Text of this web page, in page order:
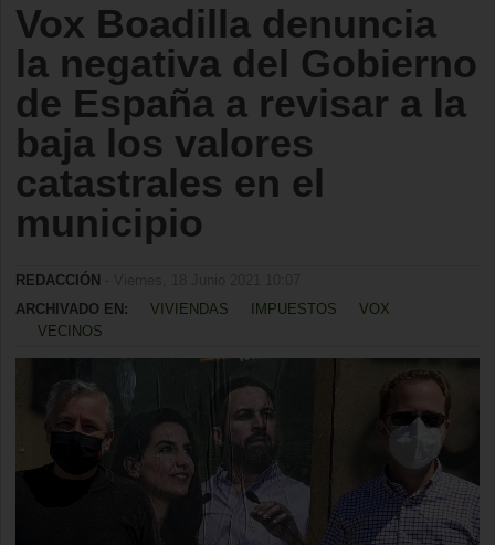
Vox Boadilla denuncia
la negativa del Gobierno
de España a revisar a la
baja los valores
catastrales en el
municipio
REDACCIÓN
ARCHIVADO EN:
VIVIENDAS IMPUESTOS
VOX
VECINOS